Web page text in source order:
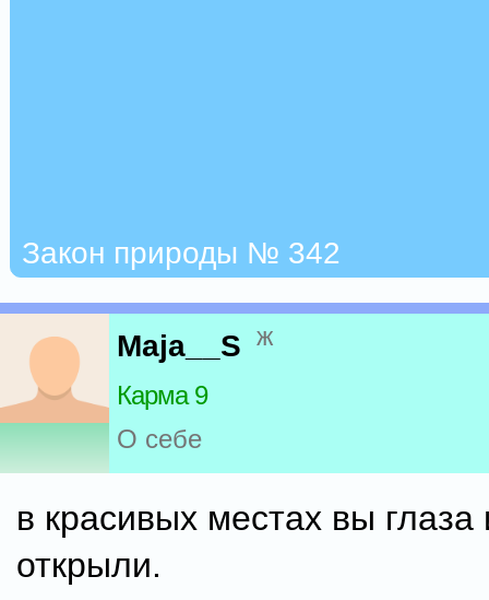
Закон природы № 342
Maja__S ж
Карма 9
О себе
в красивых местах вы
открыли.